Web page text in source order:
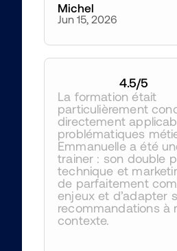
Michel
Jun 15, 2026
4.5/5
La formation était
particulièrement
directement
problématiques
Emmanuelle a été
trainer : son double
technique et
de parfaitement
enjeux et d’adapter
recommandations à
contexte.